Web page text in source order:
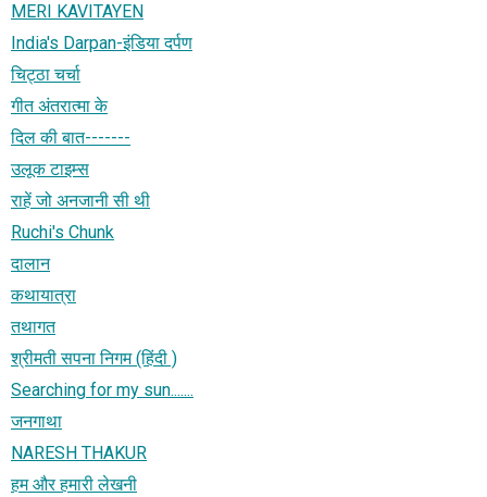
MERI KAVITAYEN
India's Darpan-इंडिया दर्पण
चिट्ठा चर्चा
गीत अंतरात्मा के
दिल की बात-------
उलूक टाइम्स
राहें जो अनजानी सी थी
Ruchi's Chunk
दालान
कथायात्रा
तथागत
श्रीमती सपना निगम (हिंदी )
Searching for my sun.......
जनगाथा
NARESH THAKUR
हम और हमारी लेखनी